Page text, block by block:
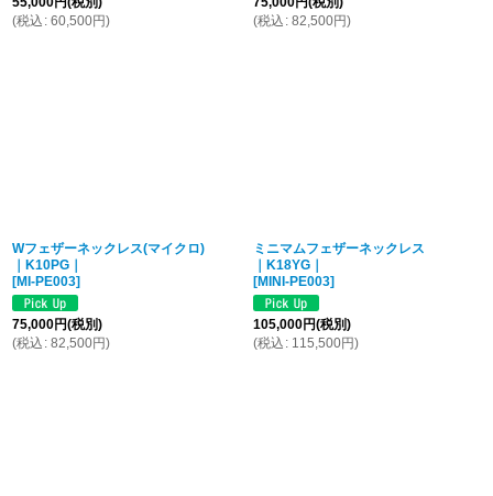
(税込 : 60,500円)
(税込 : 82,500円)
Wフェザーネックレス(マイクロ)
｜K10PG｜
[MI-PE003]
75,000円(税別)
(税込 : 82,500円)
ミニマムフェザーネックレス
｜K18YG｜
[MINI-PE003]
105,000円(税別)
(税込 : 115,500円)